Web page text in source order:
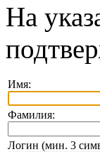
На
Имя:
Фамилия:
Логин (мин. 3